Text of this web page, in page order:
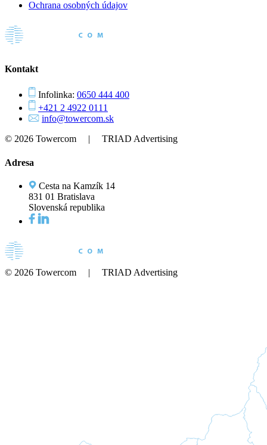
Ochrana osobných údajov
Kontakt
Infolinka: 0650 444 400
+421 2 4922 0111
info@towercom.sk
© 2026 Towercom | TRIAD Advertising
Adresa
Cesta na Kamzík 14
831 01 Bratislava
Slovenská republika
© 2026 Towercom | TRIAD Advertising